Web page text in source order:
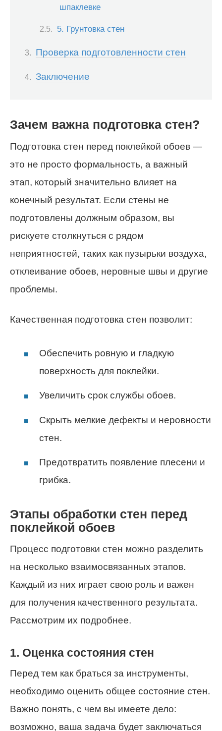
шпаклевке
5. Грунтовка стен
Проверка подготовленности стен
Заключение
Зачем важна подготовка стен?
Подготовка стен перед поклейкой обоев —
это не просто формальность, а важный
этап, который значительно влияет на
конечный результат. Если стены не
подготовлены должным образом, вы
рискуете столкнуться с рядом
неприятностей, таких как пузырьки воздуха,
отклеивание обоев, неровные швы и другие
проблемы.
Качественная подготовка стен позволит:
Обеспечить ровную и гладкую
поверхность для поклейки.
Увеличить срок службы обоев.
Скрыть мелкие дефекты и неровности
стен.
Предотвратить появление плесени и
грибка.
Этапы обработки стен перед
поклейкой обоев
Процесс подготовки стен можно разделить
на несколько взаимосвязанных этапов.
Каждый из них играет свою роль и важен
для получения качественного результата.
Рассмотрим их подробнее.
1. Оценка состояния стен
Перед тем как браться за инструменты,
необходимо оценить общее состояние стен.
Важно понять, с чем вы имеете дело:
возможно, ваша задача будет заключаться